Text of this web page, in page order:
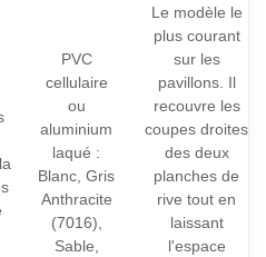
PVC
cellulaire
ou
aluminium
laqué :
Blanc, Gris
Anthracite
(7016),
Sable,
Le modèle le
plus courant
sur les
pavillons. Il
recouvre les
coupes droites
des deux
planches de
rive tout en
laissant
l'espace